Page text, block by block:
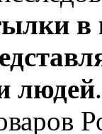
в
людей